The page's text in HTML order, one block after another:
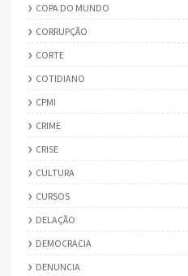
COPA DO MUNDO
CORRUPÇÃO
CORTE
COTIDIANO
CPMI
CRIME
CRISE
CULTURA
CURSOS
DELAÇÃO
DEMOCRACIA
DENUNCIA